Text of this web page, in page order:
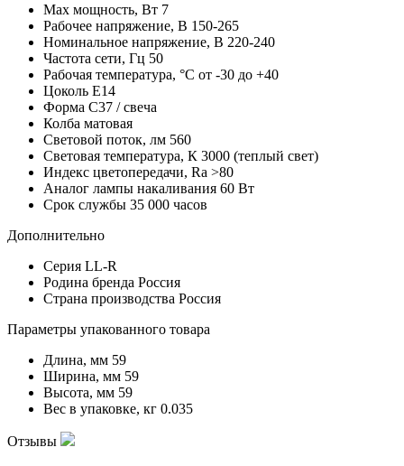
Max мощность, Вт 7
Рабочее напряжение, В 150-265
Номинальное напряжение, В 220-240
Частота сети, Гц 50
Рабочая температура, °C от -30 до +40
Цоколь E14
Форма С37 / свеча
Колба матовая
Световой поток, лм 560
Световая температура, К 3000 (теплый свет)
Индекс цветопередачи, Ra ˃80
Аналог лампы накаливания 60 Вт
Срок службы 35 000 часов
Дополнительно
Серия LL-R
Родина бренда Россия
Страна производства Россия
Параметры упакованного товара
Длина, мм 59
Ширина, мм 59
Высота, мм 59
Вес в упаковке, кг 0.035
Отзывы